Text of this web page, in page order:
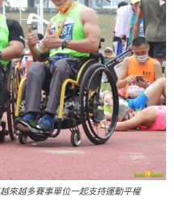
來越多賽事單位一起支持運動平權